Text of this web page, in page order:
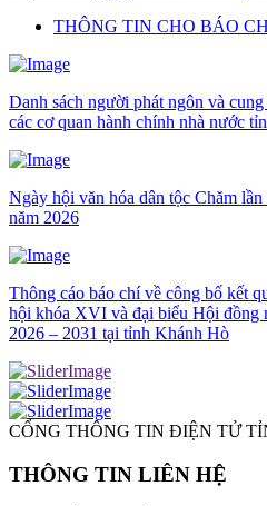
THÔNG TIN CHO BÁO
Danh sách người phát ngôn và
các cơ quan hành chính nhà nước
Ngày hội văn hóa dân tộc Chăm
năm 2026
Thông cáo báo chí về công bố kết
hội khóa XVI và đại biểu Hội đồng
2026 – 2031 tại tỉnh Khánh Hò
CỔNG THÔNG TIN ĐIỆN TỬ
THÔNG TIN LIÊN HỆ